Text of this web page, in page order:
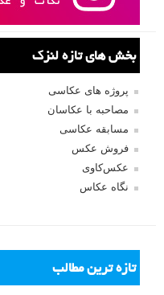
بخش های تازه لنزک
پروژه های عکاسی
مصاحبه با عکاسان
مسابقه عکاسی
فروش عکس
عکس‌کاوی
نگاه عکاس
تازه ترین مطالب